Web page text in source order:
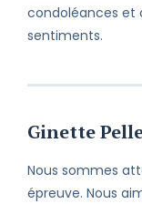
condoléances et
sentiments.
Ginette
Nous sommes
épreuve. Nous